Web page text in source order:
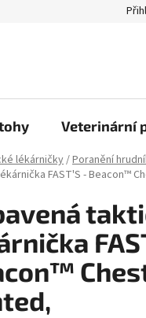
Veterinární
lékárničky/Poranění
FAST'S - Beacon™